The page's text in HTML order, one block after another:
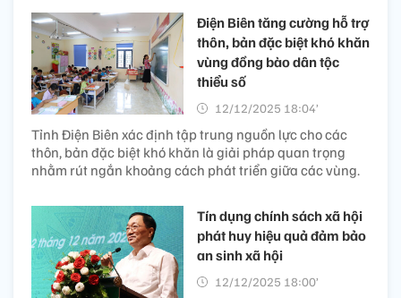
Điện Biên tăng cường hỗ trợ
thôn, bản đặc biệt khó khăn
vùng đồng bào dân tộc
thiểu số
12/12/2025 18:04’
Tỉnh Điện Biên xác định tập trung nguồn lực cho các
thôn, bản đặc biệt khó khăn là giải pháp quan trọng
nhằm rút ngắn khoảng cách phát triển giữa các vùng.
Tín dụng chính sách xã hội
phát huy hiệu quả đảm bảo
an sinh xã hội
12/12/2025 18:00’